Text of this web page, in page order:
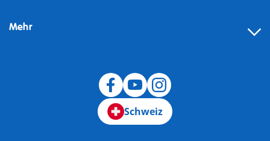
Mehr
Schweiz